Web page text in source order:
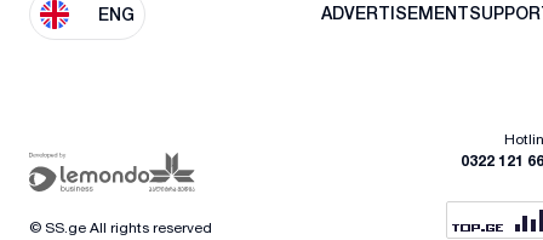
ENG ADVERTISEMENT
0322 121
© SS.ge All rights reserved